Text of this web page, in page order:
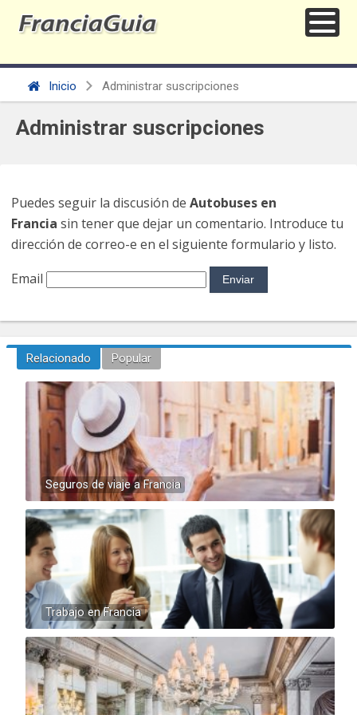
Inicio Administrar suscripciones
Administrar suscripciones
Puedes seguir la discusión de Autobuses en
Francia sin tener que dejar un comentario. Introduce tu
dirección de correo-e en el siguiente formulario y listo.
Email
Relacionado Popular
Seguros de viaje a Francia
Trabajo en Francia